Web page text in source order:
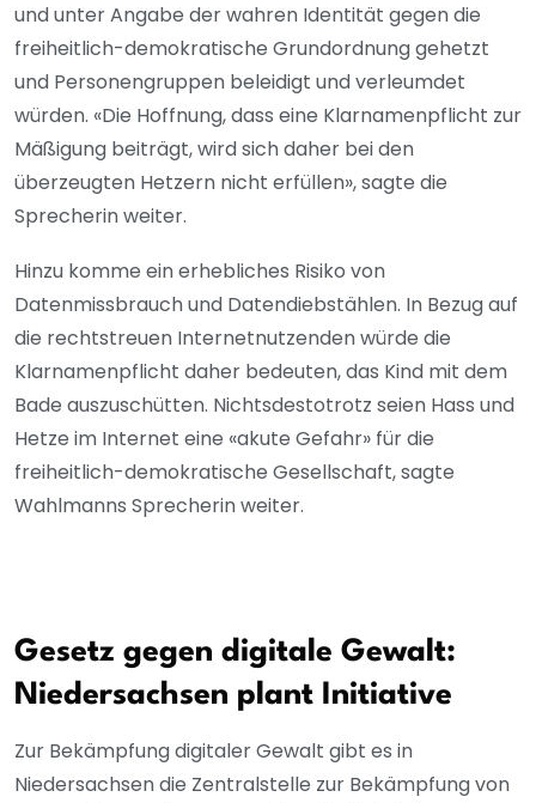
und unter Angabe der wahren Identität gegen die
freiheitlich-demokratische Grundordnung gehetzt
und Personengruppen beleidigt und verleumdet
würden. «Die Hoffnung, dass eine Klarnamenpflicht zur
Mäßigung beiträgt, wird sich daher bei den
überzeugten Hetzern nicht erfüllen», sagte die
Sprecherin weiter.
Hinzu komme ein erhebliches Risiko von
Datenmissbrauch und Datendiebstählen. In Bezug auf
die rechtstreuen Internetnutzenden würde die
Klarnamenpflicht daher bedeuten, das Kind mit dem
Bade auszuschütten. Nichtsdestotrotz seien Hass und
Hetze im Internet eine «akute Gefahr» für die
freiheitlich-demokratische Gesellschaft, sagte
Wahlmanns Sprecherin weiter.
Gesetz gegen digitale Gewalt:
Niedersachsen plant Initiative
Zur Bekämpfung digitaler Gewalt gibt es in
Niedersachsen die Zentralstelle zur Bekämpfung von